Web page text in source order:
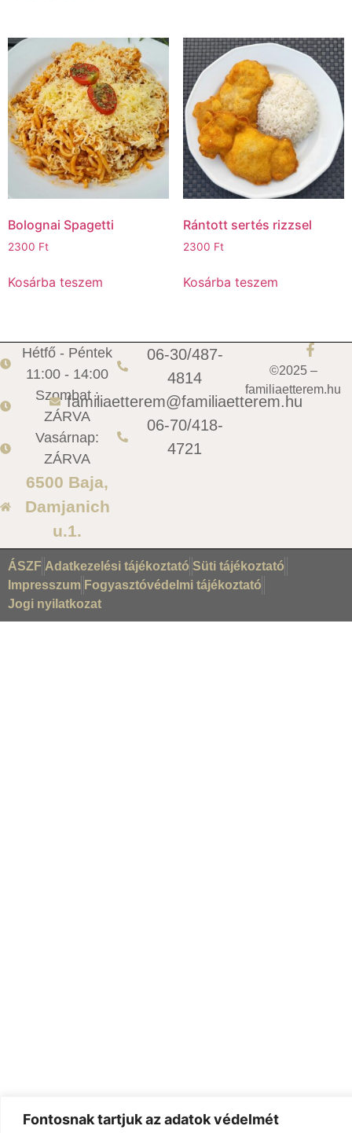
Fontosnak tartjuk az adatok védelmét
Bolognai Spagetti
2300 Ft
Kosárba teszem
Rántott sertés rizzsel
2300 Ft
Kosárba teszem
Hétfő - Péntek
11:00 - 14:00
Szombat :
ZÁRVA
Vasárnap:
ZÁRVA
6500 Baja,
Damjanich
u.1.
06-30/487-
4814
familiaetterem@familiaetterem.hu
06-70/418-
4721
©2025 –
familiaetterem.hu
ÁSZF Adatkezelési tájékoztató Süti tájékoztató
Impresszum Fogyasztóvédelmi tájékoztató
Jogi nyilatkozat